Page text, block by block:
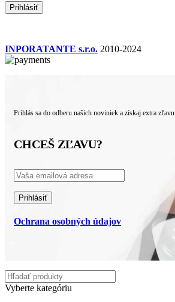
INPORATANTE s.r.o. 2010-2024
Prihlás sa do odberu našich noviniek a získaj extra zľavu.
CHCEŠ ZĽAVU?
Ochrana osobných údajov
Vyberte kategóriu